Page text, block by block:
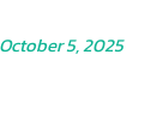
October 5, 2025